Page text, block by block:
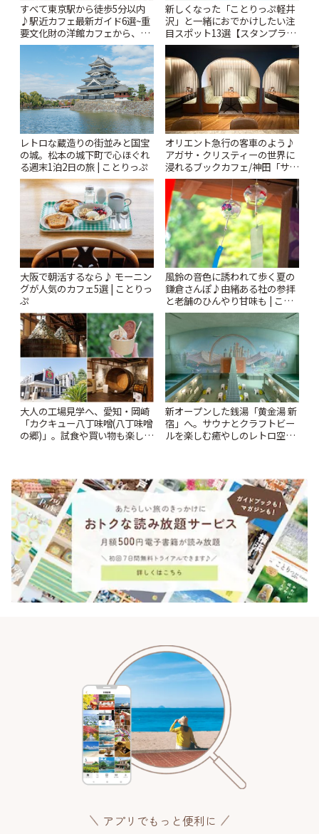
すべて東京駅から徒歩5分以内
♪駅近カフェ最新ガイド6選~重
要文化財の洋館カフェから、改
札すぐのレトロ喫茶まで~ | こと
新しくなった「ことりっぷ軽井
沢」と一緒におでかけしたい注
目スポット13選【スタンプラリ
ー開催中】 | ことりっぷ
レトロな蔵造りの街並みと国宝
の城。松本の城下町で心ほぐれ
る週末1泊2日の旅 | ことりっぷ
オリエント急行の客車のよう♪
アガサ・クリスティーの世界に
浸れるブックカフェ/神田「サロ
ンクリスティ」 | ことりっぷ
大阪で朝活するなら♪ モーニン
グが人気のカフェ5選 | ことりっ
ぷ
風鈴の音色に誘われて歩く夏の
鎌倉さんぽ♪由緒ある社の参拝
と老舗のひんやり甘味も | こと
りっぷ
大人の工場見学へ、愛知・岡崎
「カクキュー八丁味噌(八丁味噌
の郷)」。試食や買い物も楽しみ
新オープンした銭湯「黄金湯 新
宿」へ。サウナとクラフトビー
ルを楽しむ癒やしのレトロ空間
アプリでもっと便利に